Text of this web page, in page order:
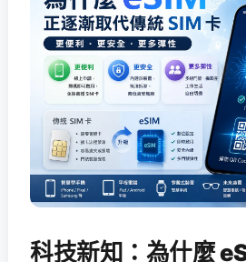
科技新知：為什麼